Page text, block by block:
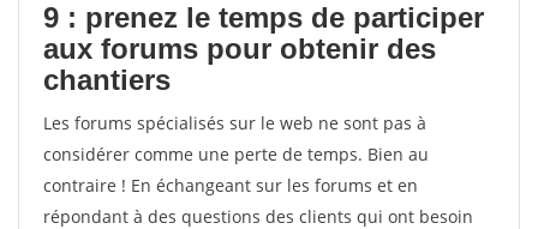
9 : prenez le temps de participer
aux forums pour obtenir des
chantiers
Les forums spécialisés sur le web ne sont pas à
considérer comme une perte de temps. Bien au
contraire ! En échangeant sur les forums et en
répondant à des questions des clients qui ont besoin